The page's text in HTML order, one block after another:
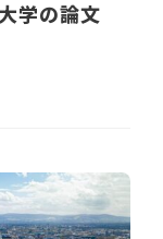
学の論文